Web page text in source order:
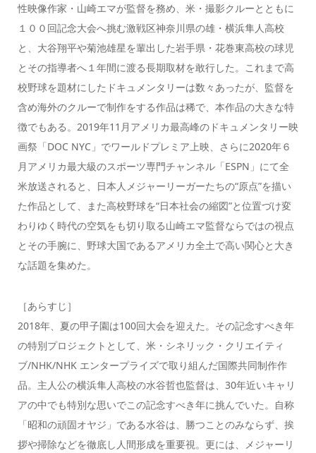
性映像作家・山崎エマが監督を務め、米・撮影クルーとともに
１００回記念大会へ挑む激戦区神奈川県の雄・横浜隼人高校
と、大谷翔平や菊池雄星を輩出した岩手県・花巻東高校の球児
とその指導者へ１年間に渡る長期取材を敢行した。これまで高
校野球を題材にしたドキュメンタリーは数々あったが、監督を
含め海外のクルーで制作をする作品は稀で、本作品の大きな特
徴でもある。2019年11月アメリカ最高峰のドキュメンタリー映
画祭「DOC NYC」でワールドプレミア上映、さらに2020年６
月アメリカ最大級のスポーツ専門チャンネル「ESPN」にて全
米放送されると、日本人メジャーリーガーたちの“原点”を描い
た作品として、また高校野球を“日本社会の縮図”と位置づけ変
わりゆく時代の空気をも切り取る山崎エマ監督ならではの視点
とその手腕に、野球大国であるアメリカ全土で高い関心と大き
な話題を集めた。
［あらすじ］
2018年、夏の甲子園は100回大会を迎えた。その記念すべき年
の特別プロジェクトとして、米・シネリック・クリエイティ
ブ/NHK/NHK エンタープライズで取り組んだ国際共同制作作
品。主人公の横浜隼人高校の水谷哲也監督は、30年近いキャリ
アの中でも特別な思いでこの記念すべき年に挑んでいた。自称
「昭和の頑固オヤジ」である水谷は、勝つことのみならず、挨
拶や掃除などを徹底し人間形成を重要視。更には、メジャーリ